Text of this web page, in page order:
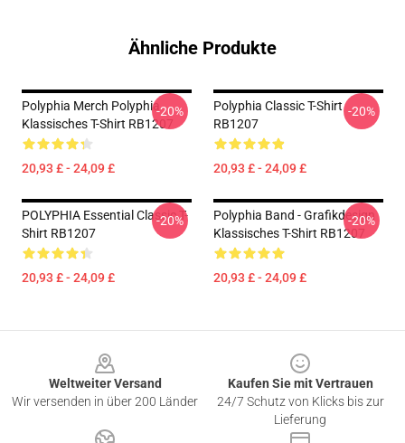
Ähnliche Produkte
Polyphia Merch Polyphia
Klassisches T-Shirt RB1207
20,93 £ - 24,09 £
-20%
Polyphia Classic T-Shirt
RB1207
20,93 £ - 24,09 £
-20%
POLYPHIA Essential Classic T-
Shirt RB1207
20,93 £ - 24,09 £
-20%
Polyphia Band - Grafikdesign
Klassisches T-Shirt RB1207
20,93 £ - 24,09 £
-20%
Weltweiter Versand
Wir versenden in über 200 Länder
Kaufen Sie mit Vertrauen
24/7 Schutz von Klicks bis zur
Lieferung